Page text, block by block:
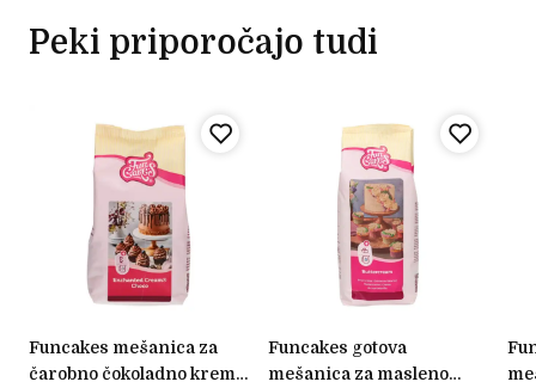
Peki priporočajo tudi
funcakes mešanica za
čarobno čokoladno kremo
funcakes gotova
mešanica za masleno
funcakes gotova